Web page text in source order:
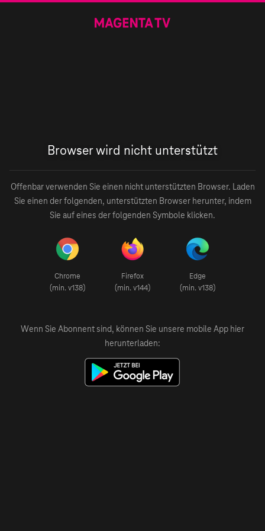
Browser wird nicht unterstützt
Offenbar verwenden Sie einen nicht unterstützten Browser. Laden
Sie einen der folgenden, unterstützten Browser herunter, indem
Sie auf eines der folgenden Symbole klicken.
Chrome
(min. v138)
Firefox
(min. v144)
Edge
(min. v138)
Wenn Sie Abonnent sind, können Sie unsere mobile App hier
herunterladen: